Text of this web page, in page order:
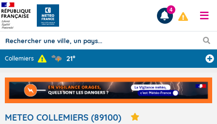
Prévisions
TOUS LES RÉSULTATS
4
Collemiers 21°
METEO COLLEMIERS (89100)